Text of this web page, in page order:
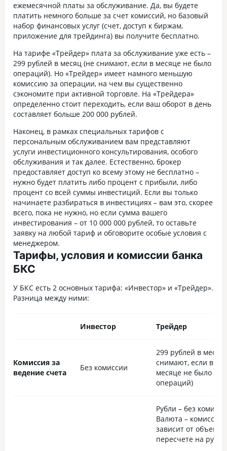
ежемесячной платы за обслуживание. Да, вы будете
платить немного больше за счет комиссий, но базовый
набор финансовых услуг (счет, доступ к биржам,
приложение для трейдинга) вы получите бесплатно.
На тарифе «Трейдер» плата за обслуживание уже есть –
299 рублей в месяц (не снимают, если в месяце не было
операций). Но «Трейдер» имеет намного меньшую
комиссию за операции, на чем вы существенно
сэкономите при активной торговле. На «Трейдера»
определенно стоит переходить, если ваш оборот в день
составляет больше 200 000 рублей.
Наконец, в рамках специальных тарифов с
персональным обслуживанием вам представляют
услуги инвестиционного консультирования, особого
обслуживания и так далее. Естественно, брокер
предоставляет доступ ко всему этому не бесплатно –
нужно будет платить либо процент с прибыли, либо
процент со всей суммы инвестиций. Если вы только
начинаете разбираться в инвестициях – вам это, скорее
всего, пока не нужно, но если сумма вашего
инвестирования – от 10 000 000 рублей, то оставьте
заявку на любой тариф и обговорите особые условия с
менеджером.
Тарифы, условия и комиссии банка
БКС
У БКС есть 2 основных тарифа: «Инвестор» и «Трейдер».
Разница между ними:
Инвестор Трейдер
Комиссия за
ведение счета
Без комиссии
299 рублей в месяц
снимают, если в
месяце не было
операций)
Рубли – без
Валюта – комиссия
зависит от объема
пересчете на